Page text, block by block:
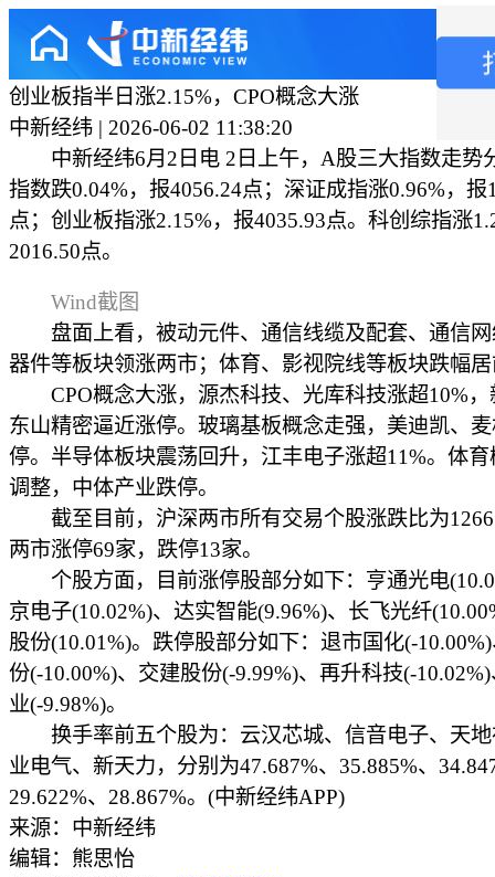
创业板指半日涨2.15%，CPO概念大涨
中新经纬 | 2026-06-02 11:38:20
中新经纬6月2日电 2日上午，A股三大指数走势
指数跌0.04%，报4056.24点；深证成指涨0.96%，报
点；创业板指涨2.15%，报4035.93点。科创综指涨
2016.50点。
Wind截图
盘面上看，被动元件、通信线缆及配套、通信网
器件等板块领涨两市；体育、影视院线等板块跌幅
CPO概念大涨，源杰科技、光库科技涨超10%，
东山精密逼近涨停。玻璃基板概念走强，美迪凯、
停。半导体板块震荡回升，江丰电子涨超11%。体
调整，中体产业跌停。
截至目前，沪深两市所有交易个股涨跌比为1266
两市涨停69家，跌停13家。
个股方面，目前涨停股部分如下：亨通光电
京电子(10.02%)、达实智能(9.96%)、长飞光纤
股份(10.01%)。跌停股部分如下：退市国化(-
份(-10.00%)、交建股份(-9.99%)、再升科技(-
业(-9.98%)。
换手率前五个股为：云汉芯城、信音电子、天地
业电气、新天力，分别为47.687%、35.885%、
29.622%、28.867%。(中新经纬APP)
来源：中新经纬
编辑：熊思怡